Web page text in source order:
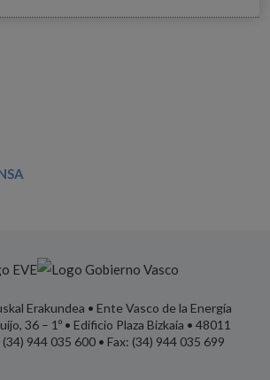
Erakundea • Ente Vasco de la Energía
36 – 1º • Edificio Plaza Bizkaia • 48011
944 035 600 • Fax: (34) 944 035 699